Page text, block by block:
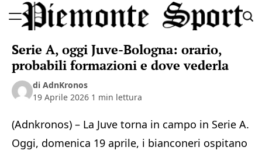
to
Sport
Serie A, oggi Juve-Bologna: orario,
probabili formazioni e dove vederla
di AdnKronos
19 Aprile 2026 1 min lettura
(Adnkronos) – La Juve torna in campo in Serie A.
Oggi, domenica 19 aprile, i bianconeri ospitano